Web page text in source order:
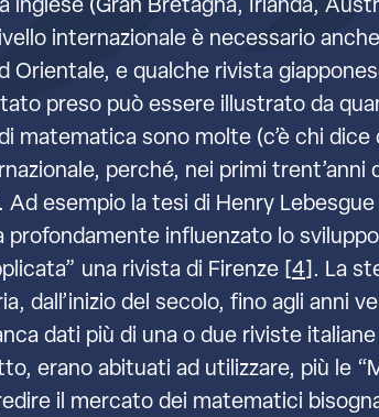
inglese (Gran Bretagna, Irlanda,
internazionale è necessario
Orientale, e qualche rivista
preso può essere illustrato da
matematica sono molte (c’è chi
perché, nei primi
esempio la tesi di Henry
profondamente influenzato lo
una rivista di Firenze [4]. La
dall’inizio del secolo, fino agli
dati più di una o due riviste
erano abituati ad utilizzare, più le
il mercato dei matematici